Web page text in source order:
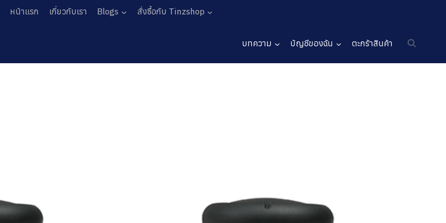
หน้าแรก เกี่ยวกับเรา Blogs สั่งซื้อกับ Tinzshop
บทความ บัญชีของฉัน ตะกร้าสินค้า